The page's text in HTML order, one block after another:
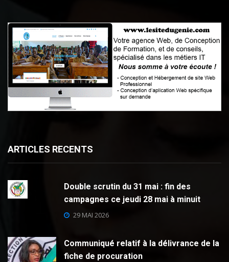
ARTICLES RECENTS
Double scrutin du 31 mai : fin des
campagnes ce jeudi 28 mai à minuit
29 MAI 2026
Communiqué relatif à la délivrance de la
fiche de procuration